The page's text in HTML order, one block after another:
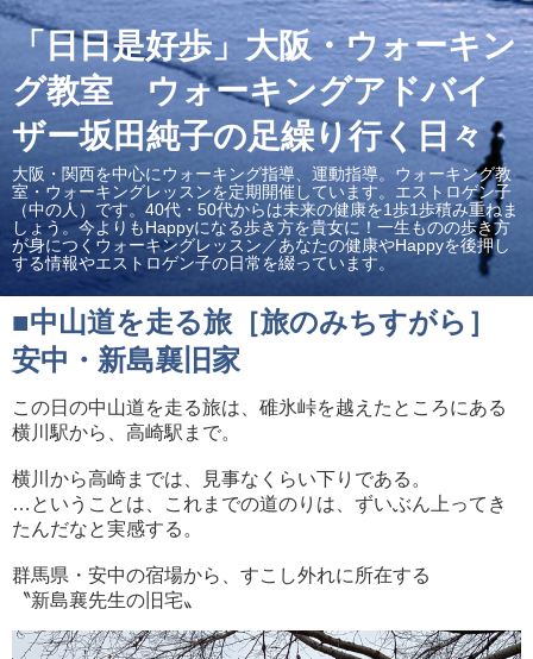
「日日是好歩」大阪・ウォーキン
グ教室 ウォーキングアドバイ
ザー坂田純子の足繰り行く日々
大阪・関西を中心にウォーキング指導、運動指導。ウォーキング教
室・ウォーキングレッスンを定期開催しています。エストロゲン子
（中の人）です。40代・50代からは未来の健康を1歩1歩積み重ねま
しょう。今よりもHappyになる歩き方を貴女に！一生ものの歩き方
が身につくウォーキングレッスン／あなたの健康やHappyを後押し
する情報やエストロゲン子の日常を綴っています。
■中山道を走る旅［旅のみちすがら］
安中・新島襄旧家
この日の中山道を走る旅は、碓氷峠を越えたところにある
横川駅から、高崎駅まで。
横川から高崎までは、見事なくらい下りである。
…ということは、これまでの道のりは、ずいぶん上ってき
たんだなと実感する。
群馬県・安中の宿場から、すこし外れに所在する
〝新島襄先生の旧宅〟